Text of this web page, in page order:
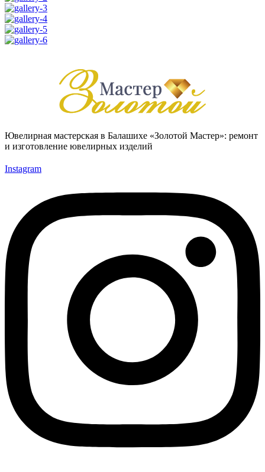
Ювелирная мастерская в Балашихе «Золотой Мастер»: ремонт
и изготовление ювелирных изделий
Instagram